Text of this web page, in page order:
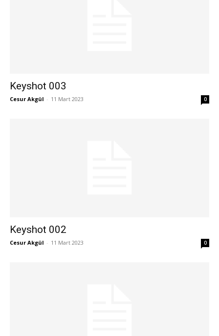
Keyshot 003
Cesur Akgül - 11 Mart 2023 0
Keyshot 002
Cesur Akgül - 11 Mart 2023 0